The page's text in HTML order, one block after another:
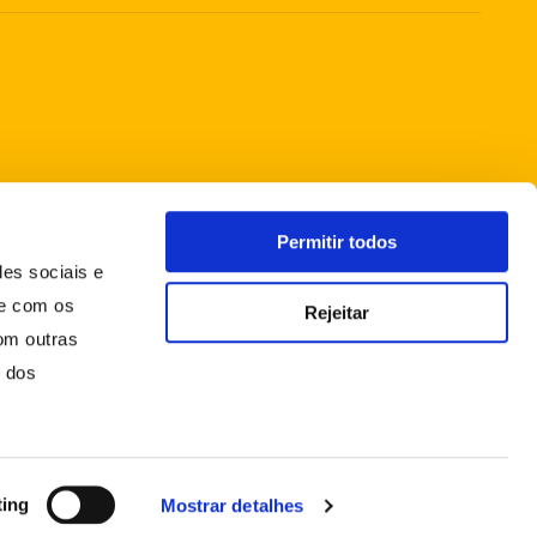
sociais e
com os
outras
dos
Mostrar detalhes
Permitir todos
Rejeitar
CONDIÇÕES GERAIS DE VENDA